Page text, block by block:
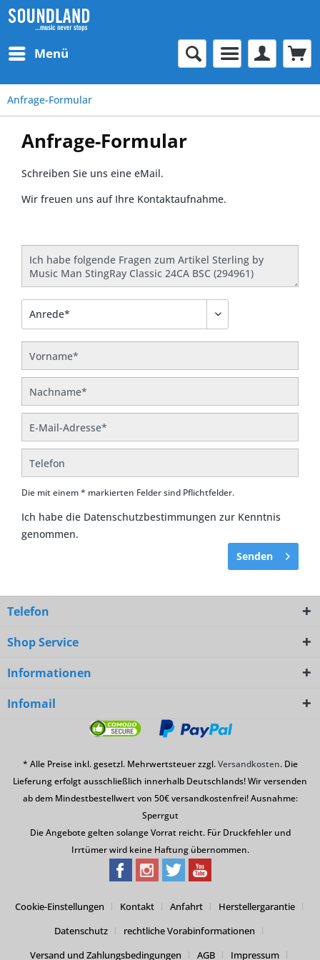
Menü
Anfrage-Formular
Anfrage-Formular
Schreiben Sie uns eine eMail.
Wir freuen uns auf Ihre Kontaktaufnahme.
Die mit einem * markierten Felder sind Pflichtfelder.
Ich habe die Datenschutzbestimmungen zur Kenntnis
genommen.
Senden
Telefon
Shop Service
Informationen
Infomail
* Alle Preise inkl. gesetzl. Mehrwertsteuer zzgl.Versandkosten. Die
Lieferung erfolgt ausschließlich innerhalb Deutschlands! Wir versenden
ab dem Mindestbestellwert von 50€ versandkostenfrei! Ausnahme:
Sperrgut
Die Angebote gelten solange Vorrat reicht. Für Druckfehler und
Irrtümer wird keine Haftung übernommen.
Cookie-Einstellungen Kontakt Anfahrt
Herstellergarantie
Datenschutz
rechtliche Vorabinformationen
Versand und Zahlungsbedingungen
AGB Impressum